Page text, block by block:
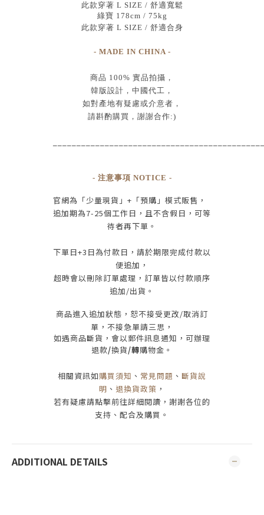
此款穿著 L SIZE / 舒適寬鬆
綠寶 178cm / 75kg
此款穿著 L SIZE / 舒適合身
- MADE IN CHINA -
商品 100% 實品拍攝 ，
韓版設計，中國代工 ，
如對產地有疑慮或介意者，
請斟酌購買， 謝謝合作:)
- 注意事項 NOTICE -
官網為 「少量現貨」+ 「預購」模式販售，
追加期為7-25個工作日 ，且不含假日 ， 可等
待者再下單 。
下單日+3 日為付款日，請於期限完成付款以
便追加，
超時會以刪除訂單處理，訂單皆以付款順序
追加/出貨 。
商品進入追加狀態，恕不接受更改/取消訂
單， 不接急單請三思 ，
如遇商品斷貨，會以郵件訊息通知，可辦理
退款/換貨/轉購物金。
相關資訊如購買須知 、 常見問題 、 斷貨說
明 、 退換貨政策 ，
若有疑慮請點擊前往詳細閱讀，謝謝各位的
支持、配合及購買 。
ADDITIONAL DETAILS